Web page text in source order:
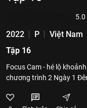
5.0
2022 P Việt Nam
Tập 16
Focus Cam - hé lộ
chương trình 2 Ngày 1